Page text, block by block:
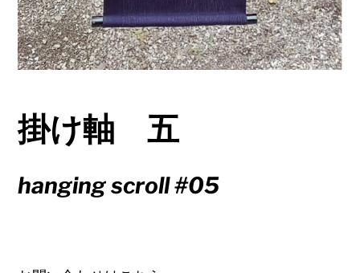
掛け軸 五
hanging scroll #05